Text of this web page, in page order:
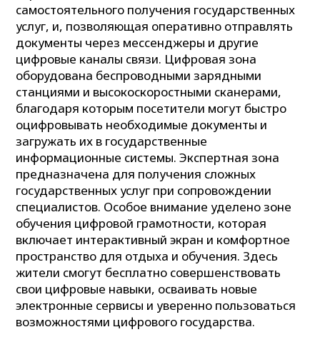
самостоятельного получения государственных
услуг, и, позволяющая оперативно отправлять
документы через мессенджеры и другие
цифровые каналы связи. Цифровая зона
оборудована беспроводными зарядными
станциями и высокоскоростными сканерами,
благодаря которым посетители могут быстро
оцифровывать необходимые документы и
загружать их в государственные
информационные системы. Экспертная зона
предназначена для получения сложных
государственных услуг при сопровождении
специалистов. Особое внимание уделено зоне
обучения цифровой грамотности, которая
включает интерактивный экран и комфортное
пространство для отдыха и обучения. Здесь
жители смогут бесплатно совершенствовать
свои цифровые навыки, осваивать новые
электронные сервисы и уверенно пользоваться
возможностями цифрового государства.